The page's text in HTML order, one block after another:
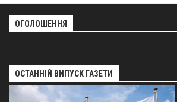
ОГОЛОШЕННЯ
ОСТАННІЙ ВИПУСК ГАЗЕТИ